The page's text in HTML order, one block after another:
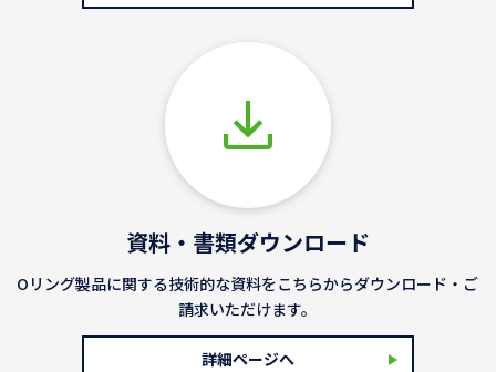
資料・書類ダウンロード
Oリング製品に関する技術的な資料をこちらからダウンロード・ご
請求いただけます。
詳細ページへ